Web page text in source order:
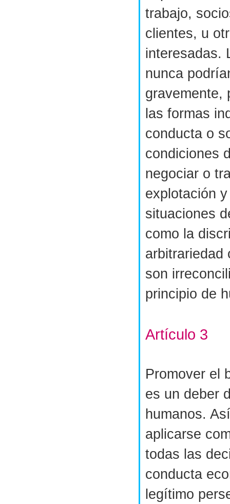
trabajo,
clientes, u
interesadas.
nunca
gravemente,
las formas
conducta o
condiciones
negociar o
explotación
situaciones
como la
arbitrariedad
son
principio de
Artículo 3
Promover el
es un deber
humanos.
aplicarse
todas las
conducta
legítimo